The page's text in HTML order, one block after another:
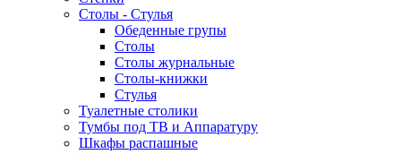
Столы - Стулья
Обеденные групы
Столы
Столы журнальные
Столы-книжки
Стулья
Туалетные столики
Тумбы под ТВ и Аппаратуру
Шкафы распашные